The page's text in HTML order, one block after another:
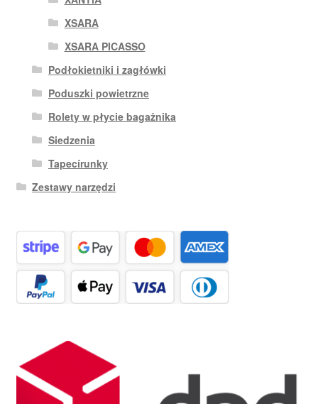
XSARA
XSARA PICASSO
Podłokietniki i zagłówki
Poduszki powietrzne
Rolety w płycie bagażnika
Siedzenia
Tapecírunky
Zestawy narzędzi